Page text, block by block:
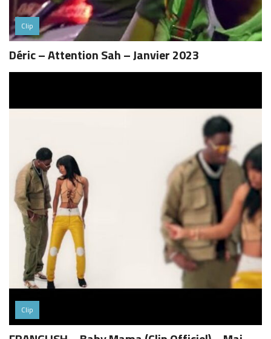
Clip
Déric – Attention Sah – Janvier 2023
Clip